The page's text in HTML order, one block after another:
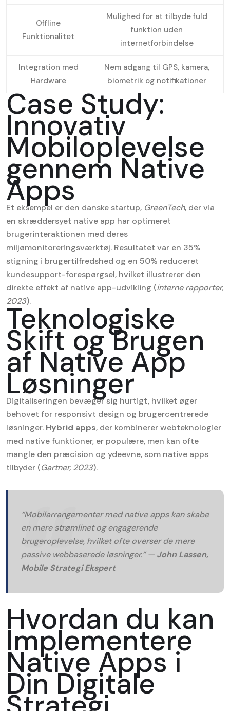
Offline
Funktionalitet
Mulighed for at tilbyde fuld
funktion uden
internetforbindelse
Integration med
Hardware
Nem adgang til GPS, kamera,
biometrik og notifikationer
Case Study:
Innovativ
Mobiloplevelse
gennem Native
Apps
Et eksempel er den danske startup, GreenTech, der via
en skræddersyet native app har optimeret
brugerinteraktionen med deres
miljømonitoreringsværktøj. Resultatet var en 35%
stigning i brugertilfredshed og en 50% reduceret
kundesupport-forespørgsel, hvilket illustrerer den
direkte effekt af native app-udvikling (interne rapporter,
2023).
Teknologiske
Skift og Brugen
af Native App
Løsninger
Digitaliseringen bevæger sig hurtigt, hvilket øger
behovet for responsivt design og brugercentrerede
løsninger. Hybrid apps, der kombinerer webteknologier
med native funktioner, er populære, men kan ofte
mangle den præcision og ydeevne, som native apps
tilbyder (Gartner, 2023).
“Mobilarrangementer med native apps kan skabe
en mere strømlinet og engagerende
brugeroplevelse, hvilket ofte overser de mere
passive webbaserede løsninger.” — John Lassen,
Mobile Strategi Ekspert
Hvordan du kan
Implementere
Native Apps i
Din Digitale